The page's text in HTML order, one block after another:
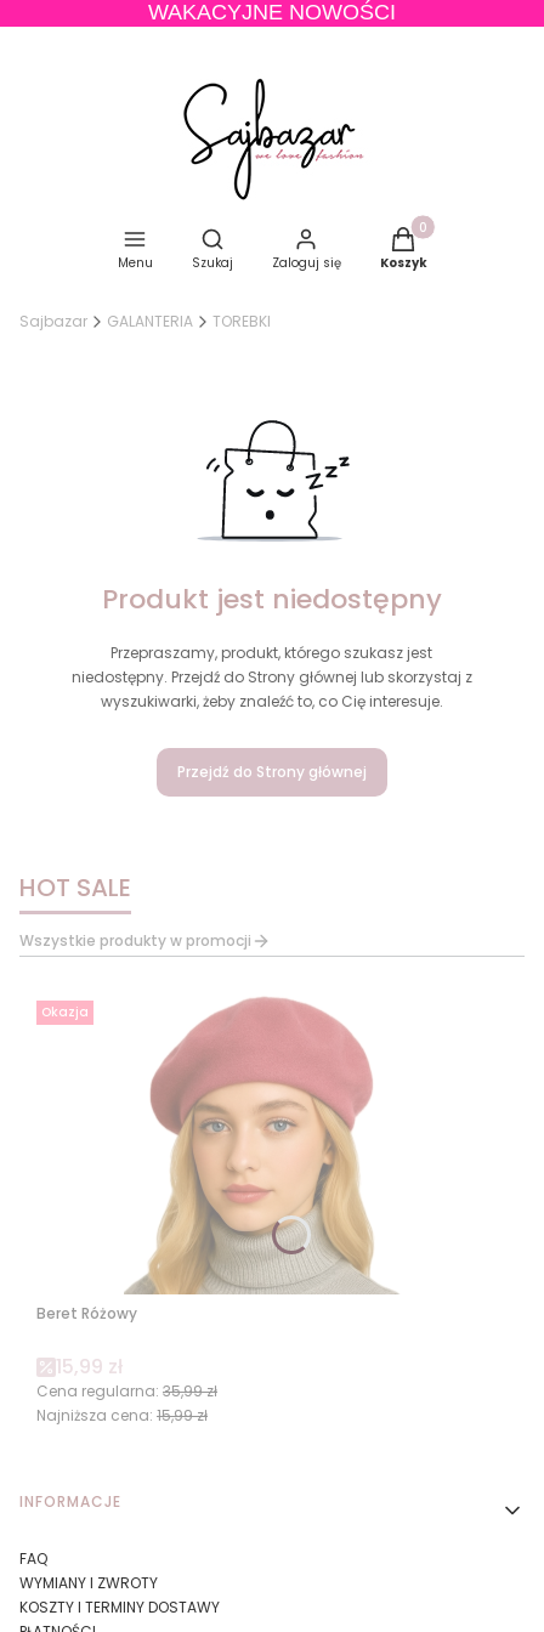
WAKACYJNE NOWOŚCI
Menu
Otwórz wyszukiwarkę
Szukaj Zaloguj się
Produkty w
Koszyk
Sajbazar GALANTERIA TOREBKI
Produkt jest niedostępny
Przepraszamy, produkt, którego szukasz jest
niedostępny. Przejdź do Strony głównej lub skorzystaj z
wyszukiwarki, żeby znaleźć to, co Cię interesuje.
Przejdź do Strony głównej
HOT SALE
Wszystkie produkty w promocji
Okazja
Beret Różowy
Cena promocyjna
15,99 zł
Cena regularna: 35,99 zł
Najniższa cena: 15,99 zł
Linki w stopce
INFORMACJE
FAQ
WYMIANY I ZWROTY
KOSZTY I TERMINY DOSTAWY